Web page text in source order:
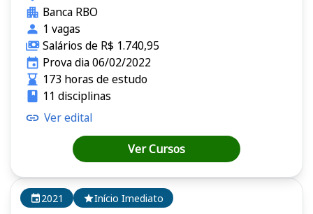
2021 Início Imediato
Banca RBO
1 vagas
Salários de R$ 1.740,95
Prova dia 06/02/2022
173 horas de estudo
11 disciplinas
Ver edital
Ver Cursos